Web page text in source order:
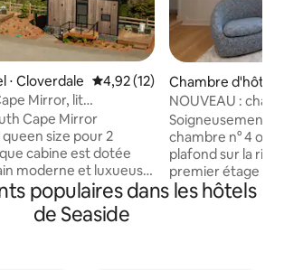
⋅ Cloverdale Évaluation moyenne sur la
4,92 (12)
Mirror, lit
Cape Mirror
size pour 2
cabine est dotée
moderne et luxueuse,
sol, de la climatisation,
d'un bar, d'un coin
d'un service à
Chambre d'hôtel
NOUVEAU :
auberge haut de
rivière
Soigneusement
chambre n° 4
plafond sur la
premier étage
pivotantes
populaires dans les hôtels
de Seaside